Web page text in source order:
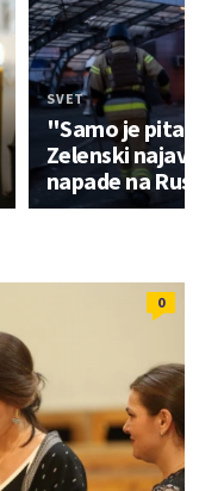
SVET
"Samo je
Zelenski
napade na
0